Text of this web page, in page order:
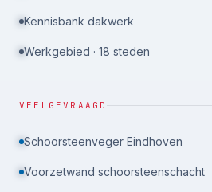
Kennisbank dakwerk
Werkgebied · 18 steden
VEELGEVRAAGD
Schoorsteenveger Eindhoven
Voorzetwand schoorsteenschacht